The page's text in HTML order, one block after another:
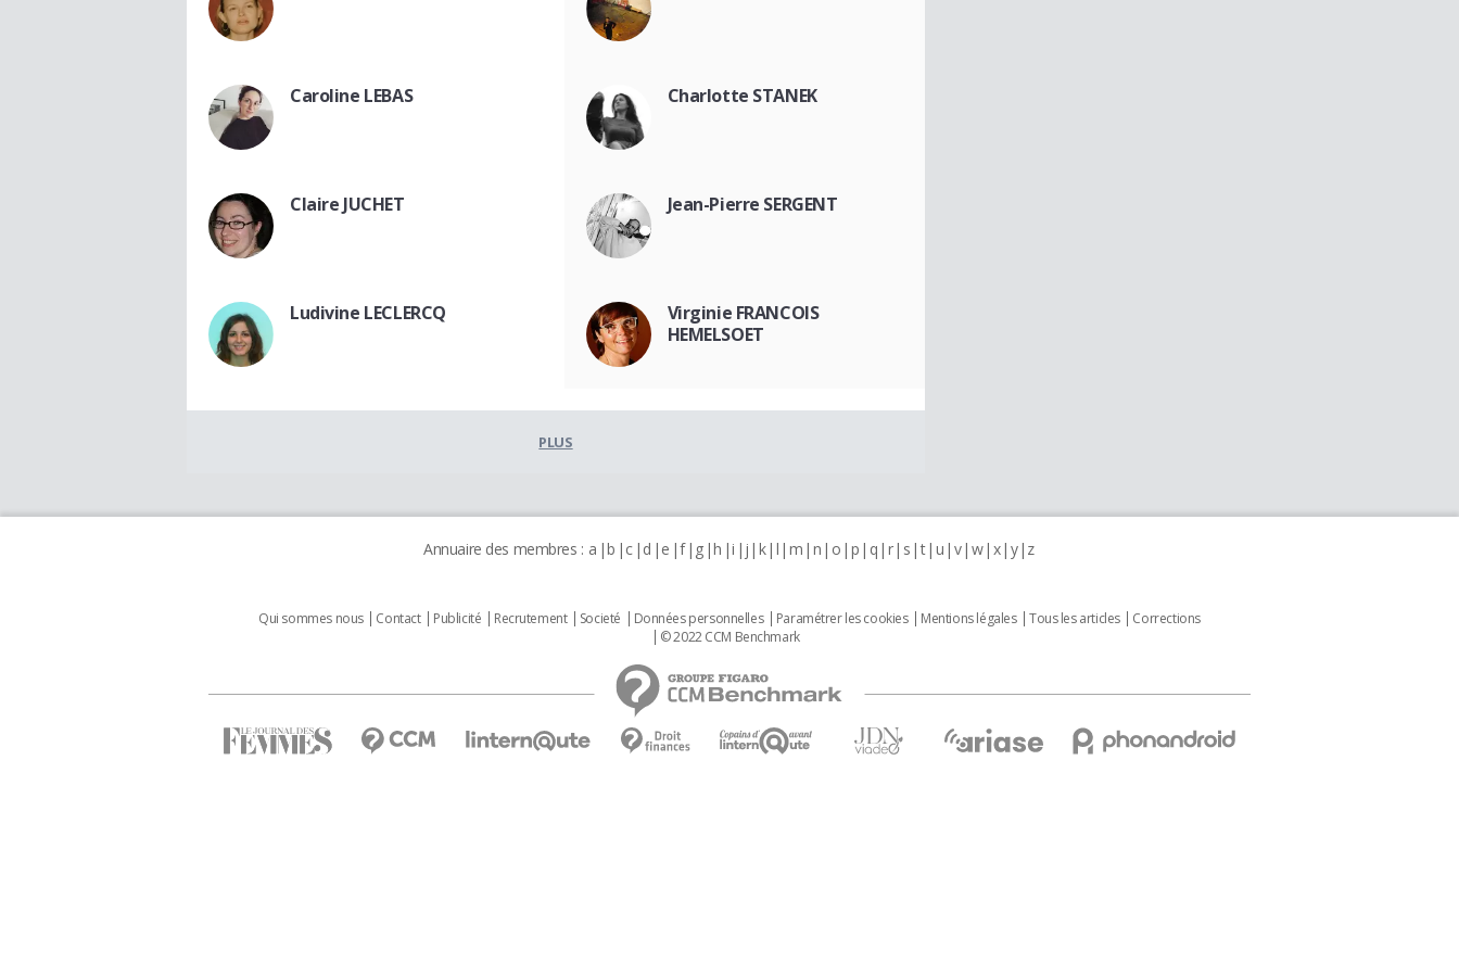
Caroline LEBAS Charlotte STANEK
Claire JUCHET Jean-Pierre SERGENT
Ludivine LECLERCQ
Virginie FRANCOIS
HEMELSOET
PLUS
Annuaire des membres : a b c d e f g h i j k l m n o p q r s t u v w x y z
Qui sommes nous Contact Publicité Recrutement Societé Données personnelles Paramétrer les cookies Mentions légales Tous les articles
Corrections
© 2022 CCM Benchmark